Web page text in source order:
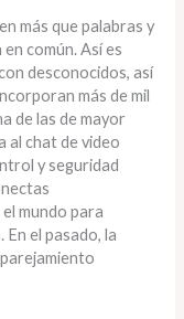
más que palabras y
común. Así es
desconocidos, así
más de mil
de las de mayor
al chat de video
y seguridad
mundo para
el pasado, la